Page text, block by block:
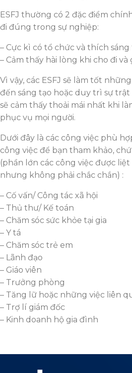
ESFJ thường có 2 đặc điểm
đi đúng trong sự nghiệp:
– Cực kì có tổ chức và thích
– Cảm thấy hài lòng khi cho đi
Vì vậy, các ESFJ sẽ làm tốt
đến sáng tạo hoặc duy trì sự
sẽ cảm thấy thoải mái nhất khi
phục vụ mọi người.
Dưới đây là các công việc phù
công việc để bạn tham khảo,
(phần lớn các công việc được liệt
nhưng không phải chắc chắn) :
– Cố vấn/ Công tác xã hội
– Thủ thư/ Kế toán
– Chăm sóc sức khỏe tại gia
– Y tá
– Chăm sóc trẻ em
– Lãnh đạo
– Giáo viên
– Trưởng phòng
– Tăng lữ hoặc những việc liên
– Trợ lí giám đốc
– Kinh doanh hộ gia đình